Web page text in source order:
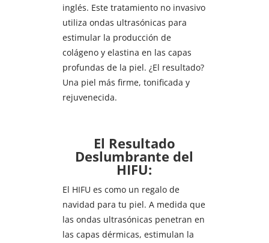
inglés. Este tratamiento no invasivo
utiliza ondas ultrasónicas para
estimular la producción de
colágeno y elastina en las capas
profundas de la piel. ¿El resultado?
Una piel más firme, tonificada y
rejuvenecida.
El Resultado
Deslumbrante del
HIFU:
El HIFU es como un regalo de
navidad para tu piel. A medida que
las ondas ultrasónicas penetran en
las capas dérmicas, estimulan la